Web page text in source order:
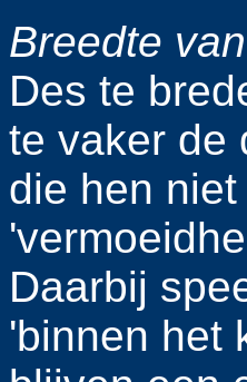
Breedte
Des te
te vaker de
die hen
Daarbij
'binnen het